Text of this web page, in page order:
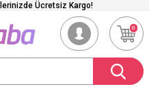
Ücretsiz Kargo!
0